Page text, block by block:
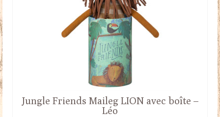
Jungle Friends Maileg LION avec boîte –
Léo